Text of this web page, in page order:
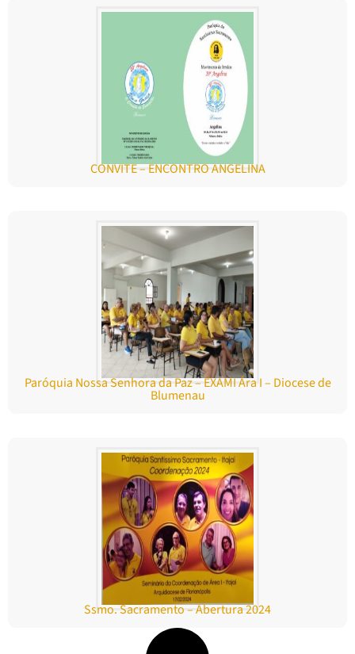
CONVITE – ENCONTRO ANGELINA
Paróquia Nossa Senhora da Paz – EXAMI Ára I – Diocese de
Blumenau
Ssmo. Sacramento – Abertura 2024